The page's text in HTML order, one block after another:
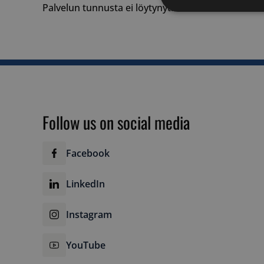
Palvelun tunnusta ei löytynyt.
Follow us on social media
Facebook
LinkedIn
Instagram
YouTube
Strictly
Strictly necessary